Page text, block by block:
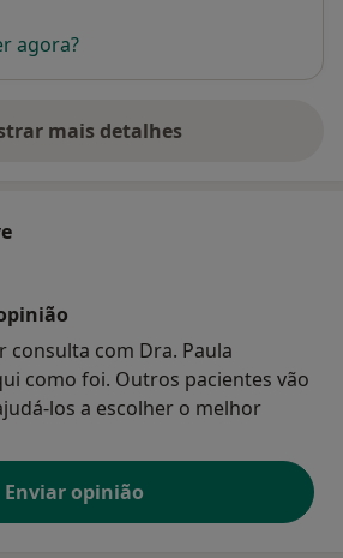
agora?
mais detalhes
sobre o endereço
consulta com Dra. Paula
como foi. Outros pacientes vão
los a escolher o melhor
Enviar opinião